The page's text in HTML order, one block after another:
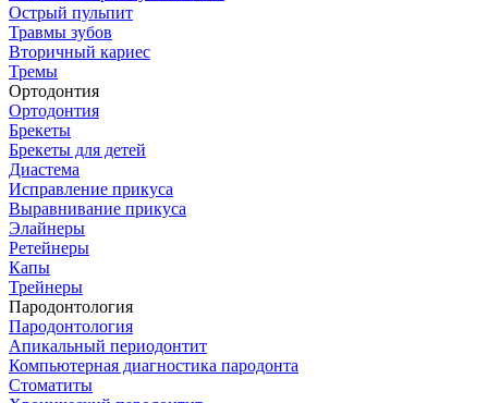
Острый пульпит
Травмы зубов
Вторичный кариес
Тремы
Ортодонтия
Ортодонтия
Брекеты
Брекеты для детей
Диастема
Исправление прикуса
Выравнивание прикуса
Элайнеры
Ретейнеры
Капы
Трейнеры
Пародонтология
Пародонтология
Апикальный периодонтит
Компьютерная диагностика пародонта
Стоматиты